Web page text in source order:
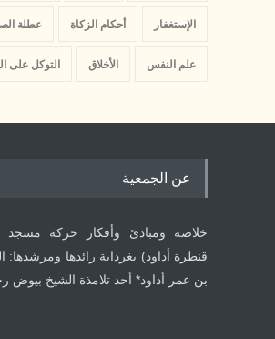
الإستغفار أحكام الزكاة عطلة
علم النفس الأخلاق التوكل على
عن الجمعية
خلاصة ومبادئ وأفكار حركة مسجد
قنطرة أداود) بغرداية رائدها ومرشدها:
بن عمر أداود* أحد تلامذة الشيخ بيوض